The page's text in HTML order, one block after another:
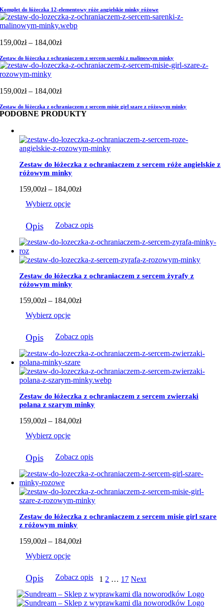
Komplet do łóżeczka 12-elementowy róże angielskie minky różowe
159,00zł – 184,00złZakres
od
159,00zł
Zestaw do łóżeczka z ochraniaczem z sercem sarenki z malinowym minky
159,00zł – 184,00złZakres
od
159,00zł
184,00zł
Zestaw do łóżeczka z ochraniaczem z sercem misie girl szare z różowym minky
PODOBNE PRODUKTY
Zestaw do łóżeczka z ochraniaczem z sercem róże angielskie z
różowym minky
159,00zł – 184,00złZakres
do
Wybierz opcje
produkt
ma
wiele
wariantów.
Opcje
można
wybrać
na
stronie
Opis Zobacz opis
Zestaw do łóżeczka z ochraniaczem z sercem żyrafy z
różowym minky
159,00zł – 184,00złZakres
do
Wybierz opcje
produkt
ma
wiele
wariantów.
Opcje
można
wybrać
na
stronie
produktu
Opis Zobacz opis
Zestaw do łóżeczka z ochraniaczem z sercem zwierzaki
polana z szarym minky
159,00zł – 184,00złZakres
do
Wybierz opcje
produkt
ma
wiele
wariantów.
Opcje
można
wybrać
na
stronie
produktu
Opis Zobacz opis
Zestaw do łóżeczka z ochraniaczem z sercem misie girl szare
z różowym minky
159,00zł – 184,00złZakres
do
184,00zł
Wybierz opcje
produkt
ma
wiele
wariantów.
Opis Zobacz opis 1 2 … 17 Next